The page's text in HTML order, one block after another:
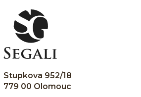
Stupkova 952/18
779 00 Olomouc